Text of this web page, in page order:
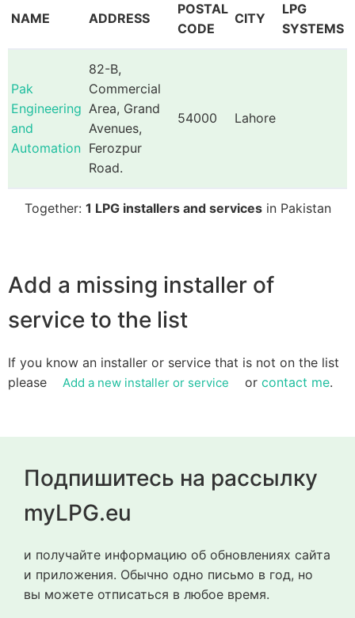
NAME ADDRESS
POSTAL
CODE
CITY
LPG
SYSTEMS
Pak
Engineering
and
Automation
82-B,
Commercial
Area, Grand
Avenues,
Ferozpur
Road.
54000 Lahore
Together: 1 LPG installers and servicesin Pakistan
Add a missing installer of
service to the list
If you know an installer or service that is not on the list
please
Add a new installer or service or contact me.
Подпишитесь на рассылку
myLPG.eu
и получайте информацию об обновлениях сайта
и приложения. Обычно одно письмо в год, но
вы можете отписаться в любое время.